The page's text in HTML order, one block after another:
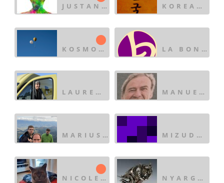
JUSTANOTHERFOOL KOREANISCHE SPRACHE
KOSMONAUT LA BONNE HEURE
LAURENCE BOUCHET MANUEL JF
MARIUS IONESCU MIZUDAKO
NICOLE KARAFYLLIS NYARGALROHAN